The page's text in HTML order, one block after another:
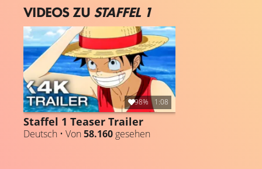
VIDEOS ZU STAFFEL 1
98% 1:08
Staffel 1 Teaser Trailer
Deutsch • Von58.160 gesehen